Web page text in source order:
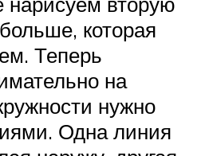
которая
Теперь
на
нужно
Одна линия